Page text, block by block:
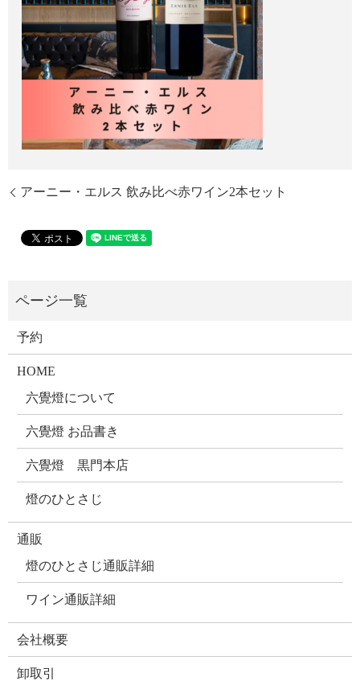
アーニー・エルス 飲み比べ赤ワイン2本セット
予約
HOME
六覺燈について
六覺燈 お品書き
六覺燈 黒門本店
燈のひとさじ
通販
燈のひとさじ通販詳細
ワイン通販詳細
会社概要
卸取引